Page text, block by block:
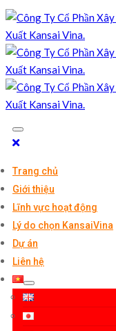
Trang chủ
Giới thiệu
Lĩnh vực hoạt động
Lý do chọn KansaiVina
Dự án
Liên hệ